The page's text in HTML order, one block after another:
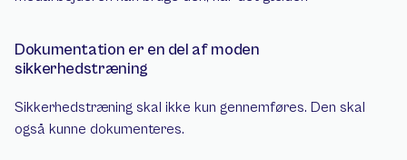
Dokumentation er en del af moden
sikkerhedstræning
Sikkerhedstræning skal ikke kun gennemføres. Den skal
også kunne dokumenteres.